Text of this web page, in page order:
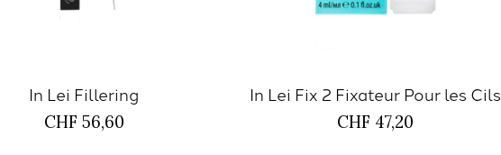
In Lei Fillering
CHF 56,60
In Lei Fix 2 Fixateur Pour les Cils
CHF 47,20